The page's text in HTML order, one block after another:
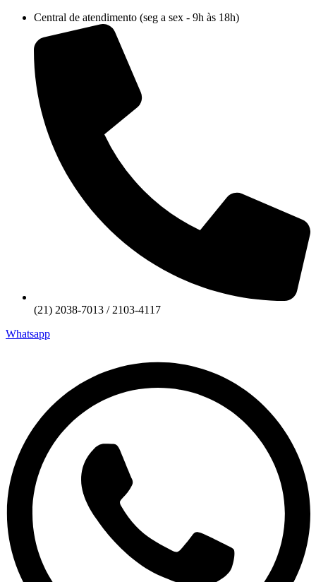
conteúdo
Central de atendimento (seg a sex - 9h às 18h)
(21) 2038-7013 / 2103-4117
Whatsapp